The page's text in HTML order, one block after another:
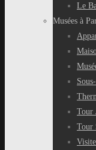
Le
Musées à
Tour
Tour